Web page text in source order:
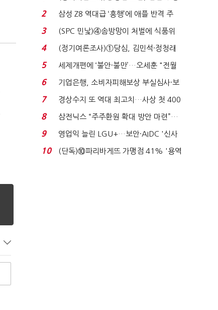
청래 '초접전'...
2
삼성 Z8 역대급 ‘흥행’에 애플 반격 주
목…9월 ‘폴...
3
(SPC 민낯)④솜방망이 처벌에 식품위
생법 위반 반복...
4
(정기여론조사)①당심, 김민석·정청래
'초접전'…대통령 ...
5
세제개편에 ‘불안·불만’…오세훈 "전월
세 구하기 더 ...
6
기업은행, 소비자피해보상 부실심사·보
이스피싱 공시 ...
7
경상수지 또 역대 최고치…사상 첫 400
억달러에 '3% 성...
8
삼전닉스 “주주환원 확대 방안 마련”…
로이터에 성명...
9
영업익 늘린 LGU+…보안·AIDC '신사
업 드라이브'...
10
(단독)⑩파리바게뜨 가맹점 41% '용역